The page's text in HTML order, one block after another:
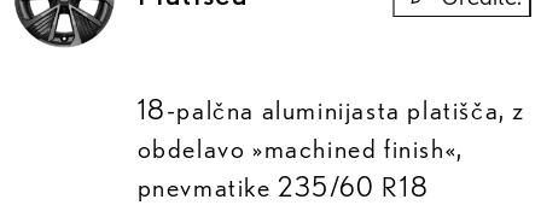
Platišča
18-palčna aluminijasta platišča, z
obdelavo »machined finish«,
pnevmatike 235/60 R18